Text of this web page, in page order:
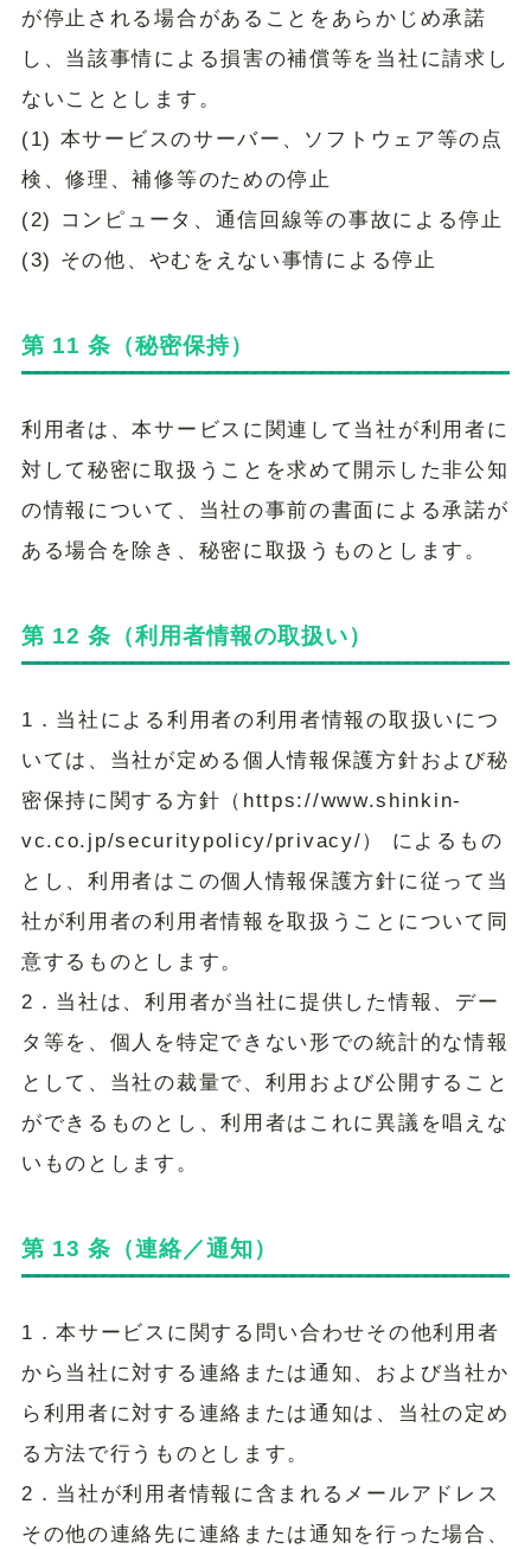
が停止される場合があることをあらかじめ承諾
し、当該事情による損害の補償等を当社に請求し
ないこととします。
(1) 本サービスのサーバー、ソフトウェア等の点
検、修理、補修等のための停止
(2) コンピュータ、通信回線等の事故による停止
(3) その他、やむをえない事情による停止
第 11 条（秘密保持）
利用者は、本サービスに関連して当社が利用者に
対して秘密に取扱うことを求めて開示した非公知
の情報について、当社の事前の書面による承諾が
ある場合を除き、秘密に取扱うものとします。
第 12 条（利用者情報の取扱い）
1．当社による利用者の利用者情報の取扱いにつ
いては、当社が定める個人情報保護方針および秘
密保持に関する方針（https://www.shinkin-
vc.co.jp/securitypolicy/privacy/） によるもの
とし、利用者はこの個人情報保護方針に従って当
社が利用者の利用者情報を取扱うことについて同
意するものとします。
2．当社は、利用者が当社に提供した情報、デー
タ等を、個人を特定できない形での統計的な情報
として、当社の裁量で、利用および公開すること
ができるものとし、利用者はこれに異議を唱えな
いものとします。
第 13 条（連絡／通知）
1．本サービスに関する問い合わせその他利用者
から当社に対する連絡または通知、および当社か
ら利用者に対する連絡または通知は、当社の定め
る方法で行うものとします。
2．当社が利用者情報に含まれるメールアドレス
その他の連絡先に連絡または通知を行った場合、